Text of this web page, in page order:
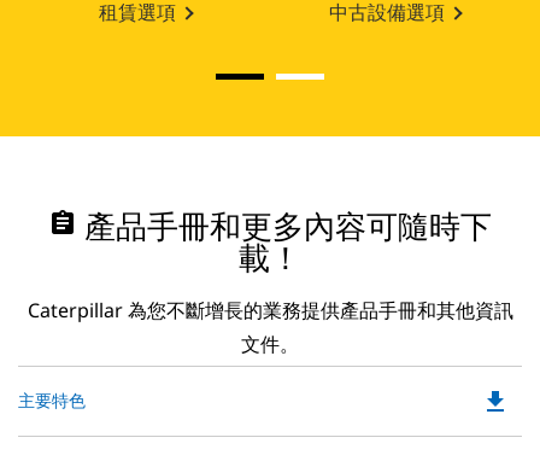
租賃選項 中古設備選項
assignment 產品手冊和更多內容可隨時下
載！
Caterpillar 為您不斷增長的業務提供產品手冊和其他資訊
文件。
主要特色 file_download